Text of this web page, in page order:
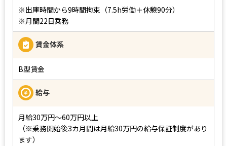
※出庫時間から9時間拘束（7.5h労働＋休憩90分）
※月間22日乗務
賃金体系
B型賃金
給与
月給30万円～60万円以上
（※乗務開始後3カ月間は月給30万円の給与保証制度があり
ます）